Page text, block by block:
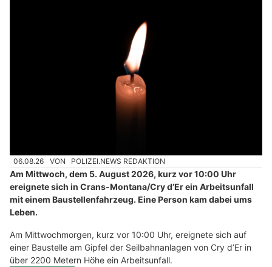
06.08.26 VON POLIZEI.NEWS REDAKTION
Am Mittwoch, dem 5. August 2026, kurz vor 10:00 Uhr
ereignete sich in Crans-Montana/Cry d’Er ein Arbeitsunfall
mit einem Baustellenfahrzeug. Eine Person kam dabei ums
Leben.
Am Mittwochmorgen, kurz vor 10:00 Uhr, ereignete sich auf
einer Baustelle am Gipfel der Seilbahnanlagen von Cry d’Er in
über 2200 Metern Höhe ein Arbeitsunfall.